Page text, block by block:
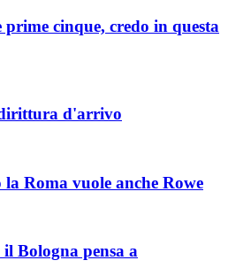
cinque, credo in questa
d'arrivo
Roma vuole anche Rowe
Bologna pensa a